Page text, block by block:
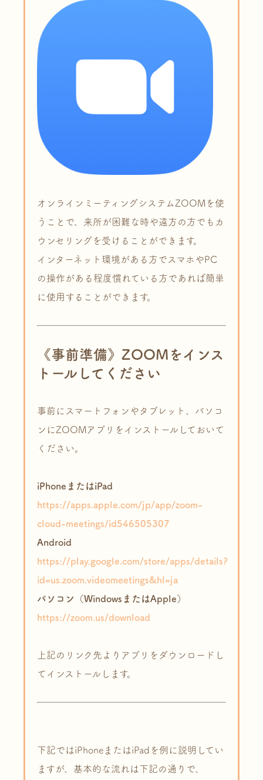
オンラインミーティングシステムZOOMを使
うことで、来所が困難な時や遠方の方でもカ
ウンセリングを受けることができます。
インターネット環境がある方でスマホやPC
の操作がある程度慣れている方であれば簡単
に使用することができます。
《事前準備》ZOOMをインス
トールしてください
事前にスマートフォンやタブレット、パソコ
ンにZOOMアプリをインストールしておいて
ください。
iPhoneまたはiPad
https://apps.apple.com/jp/app/zoom-
cloud-meetings/id546505307
Android
https://play.google.com/store/apps/details?
id=us.zoom.videomeetings&hl=ja
パソコン（WindowsまたはApple）
https://zoom.us/download
上記のリンク先よりアプリをダウンロードし
てインストールします。
下記ではiPhoneまたはiPadを例に説明してい
ますが、基本的な流れは下記の通りで、